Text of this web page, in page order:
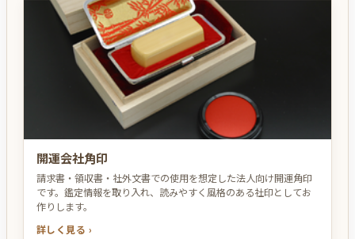
開運会社角印
請求書・領収書・社外文書での使用を想定した法人向け開運角印
です。鑑定情報を取り入れ、読みやすく風格のある社印としてお
作りします。
詳しく見る ›